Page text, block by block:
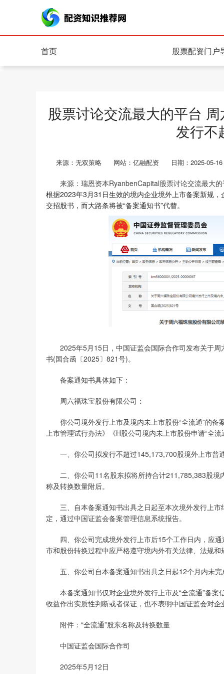
首页 股票配资门户
股票讨论交流最大的平台
发行不
来源：无双策略 网站：亿融配资 日期：2025-05-
来源：瑞恩资本RyanbenCapital股票讨论交流最大的
根据2023年3月31日生效的境内企业境外上市备案新规
交招股书，而大路条将被“备案通知书”代替。
2025年5月15日，中国证监会国际合作司发布关于周
书(国合函〔2025〕821号)。
备案通知书具体如下：
周六福珠宝股份有限公司：
你公司境外发行上市及境内未上市股份“全流通”的备
上市管理试行办法》《H股公司境内未上市股份申请“全
一、你公司拟发行不超过145,173,700股境外上市普
二、你公司11名股东拟将所持合计211,785,383股境
称及转换数量附后。
三、自本备案通知书出具之日起至本次境外发行上市
定，通过中国证监会备案管理信息系统报告。
四、你公司完成境外发行上市后15个工作日内，应通
市和股份转换过程中应严格遵守境内外有关法律、法规和
五、你公司自本备案通知书出具之日起12个月内未完
本备案通知书仅对企业境外发行上市及“全流通”备案
收益作出实质性判断或者保证，也不表明中国证监会对
附件：“全流通”股东名称及转换数量
中国证监会国际合作司
2025年5月12日